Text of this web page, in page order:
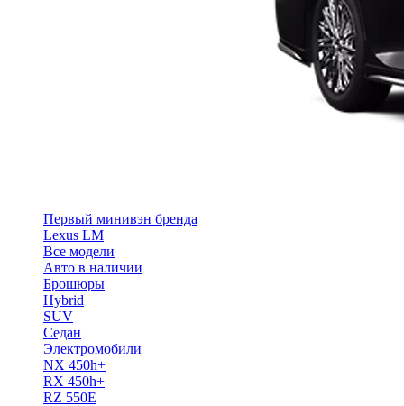
Первый минивэн бренда
Lexus LM
Все модели
Авто в наличии
Брошюры
Hybrid
SUV
Седан
Электромобили
NX 450h+
RX 450h+
RZ 550E